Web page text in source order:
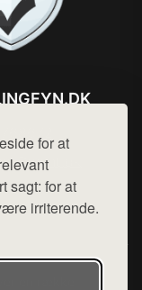
for at
sagt: for at
irriterende.
og privatlivspolitik
en række